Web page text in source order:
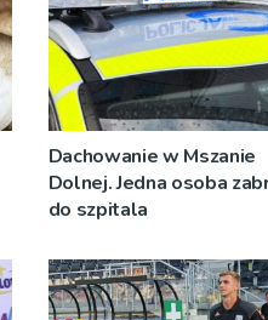
Dachowanie w Mszanie
Dolnej. Jedna osoba
do szpitala